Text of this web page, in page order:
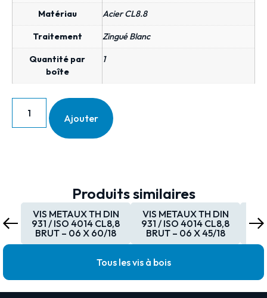
Matériau Acier CL8.8
Traitement Zingué Blanc
Quantité par
boîte
1
Ajouter
Produits similaires
VIS METAUX TH DIN
931 / ISO 4014 CL8,8
BRUT – 06 X 60/18
VIS METAUX TH DIN
931 / ISO 4014 CL8,8
BRUT – 06 X 45/18
Tous les vis à bois